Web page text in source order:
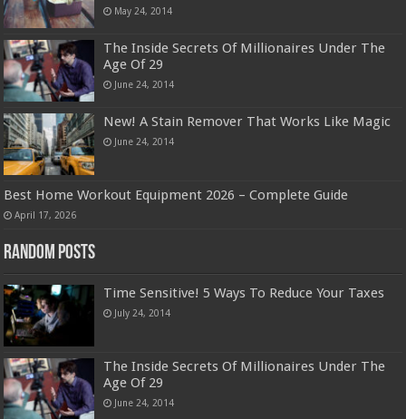
May 24, 2014
The Inside Secrets Of Millionaires Under The
Age Of 29
June 24, 2014
New! A Stain Remover That Works Like Magic
June 24, 2014
Best Home Workout Equipment 2026 – Complete Guide
April 17, 2026
Random Posts
Time Sensitive! 5 Ways To Reduce Your Taxes
July 24, 2014
The Inside Secrets Of Millionaires Under The
Age Of 29
June 24, 2014